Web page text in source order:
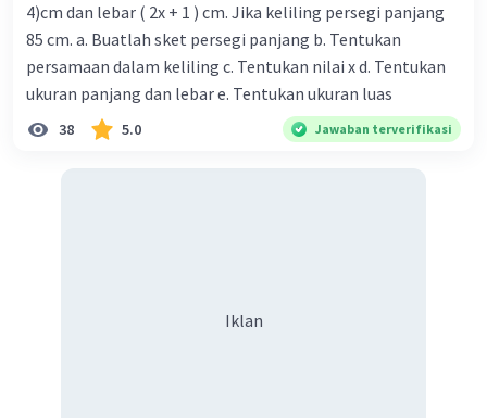
4)cm dan lebar ( 2x + 1 ) cm. Jika keliling persegi panjang
85 cm. a. Buatlah sket persegi panjang b. Tentukan
persamaan dalam keliling c. Tentukan nilai x d. Tentukan
ukuran panjang dan lebar e. Tentukan ukuran luas
38 5.0 Jawaban terverifikasi
Iklan